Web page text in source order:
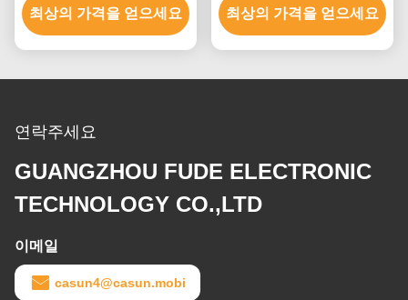
최상의 가격을 얻으세요
최상의 가격을 얻으세요
연락주세요
GUANGZHOU FUDE ELECTRONIC
TECHNOLOGY CO.,LTD
이메일
casun4@casun.mobi